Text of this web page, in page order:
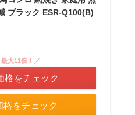
ブラック ESR-Q100(B)
をチェック
大11倍！／
格をチェック